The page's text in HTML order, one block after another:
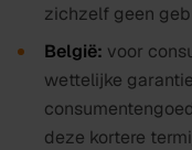
zichzelf geen
België: voor
wettelijke
deze kortere